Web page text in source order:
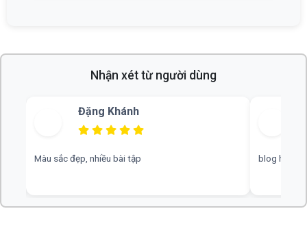
Nhận xét từ người dùng
Bùi Thu
blog hay, chuyên nghiệp, rất mong nhiều đáp án hơn web hay,